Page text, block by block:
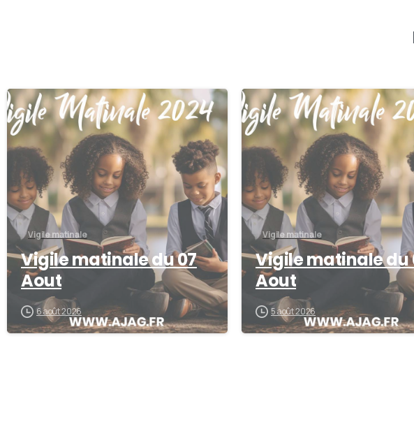
0
Vigile matinale
Vigile matinale du 07
Aout
6 août 2026
Vigile matinale
Vigile matinale du
Aout
5 août 2026